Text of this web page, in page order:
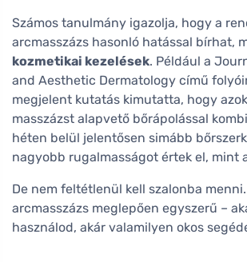
Számos tanulmány igazolja, hogy a
arcmasszázs hasonló hatással bírhat,
kozmetikai kezelések. Például a
and Aesthetic Dermatology című
megjelent kutatás kimutatta, hogy
masszázst alapvető bőrápolással
héten belül jelentősen simább
nagyobb rugalmasságot értek el, mint
De nem feltétlenül kell szalonba
arcmasszázs meglepően egyszerű –
használod, akár valamilyen okos